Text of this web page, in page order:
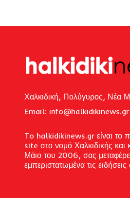
Χαλκιδική, Πολύγυρος, Νέα
Email: info@halkidikinews.gr
To halkidikinews.gr είναι το
site στο νομό Χαλκιδικής και
Μάιο του 2006, σας
εμπεριστατωμένα τις